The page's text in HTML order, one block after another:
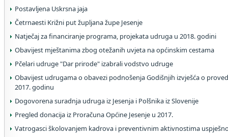
Postavljena Uskrsna jaja
Četrnaesti Križni put župljana župe Jesenje
Natječaj za financiranje programa, projekata udruga u 2018. godini
Obavijest mještanima zbog otežanih uvjeta na općinskim cestama
Pčelari udruge "Dar prirode" izabrali vodstvo udruge
Obavijest udrugama o obavezi podnošenja Godišnjih izvješća o
2017. godinu
Dogovorena suradnja udruga iz Jesenja i Polšnika iz Slovenije
Pregled donacija iz Proračuna Općine Jesenje u 2017.
Vatrogasci školovanjem kadrova i preventivnim aktivnostima